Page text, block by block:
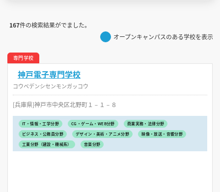
167件の検索結果がでました。
オープンキャンパスのある学校を表示
専門学校
神戸電子専門学校
コウベデンシセンモンガッコウ
[兵庫県]神戸市中央区北野町１－１－８
IT・情報・工学分野 CG・ゲーム・WEB分野
商業実務・法律分野
ビジネス・公務員分野
デザイン・美術・アニメ分野
映像・放送・音響分野
工業分野（建設・機械系）
音楽分野